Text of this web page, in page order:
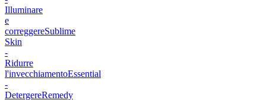
Illuminare
e
correggereSublime
Skin
-
Ridurre
l'invecchiamentoEssential
-
DetergereRemedy